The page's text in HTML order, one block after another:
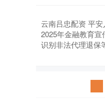
云南吕忠配资 平
2025年金融教育宣
识别非法代理退保